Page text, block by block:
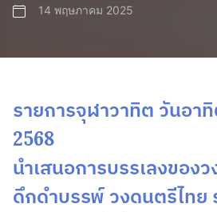
14 พฤษภาคม 2025
รายการจุฬาวาทิต วันอา
2568
นำเสนอการบรรเลงของ
ดึกดำบรรพ์ วงดนตรีไทย